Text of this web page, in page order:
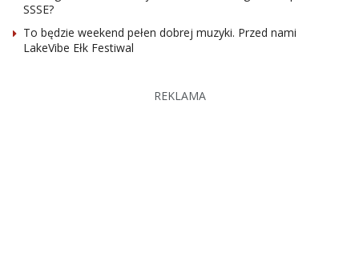
SSSE?
To będzie weekend pełen dobrej muzyki. Przed nami
LakeVibe Ełk Festiwal
REKLAMA